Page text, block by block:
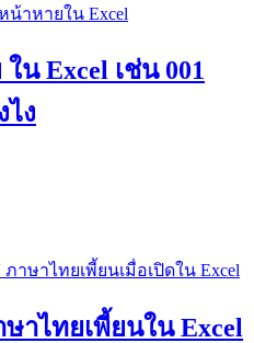
น Excel เช่น 001
ไง
าไทยเพี้ยนใน Excel